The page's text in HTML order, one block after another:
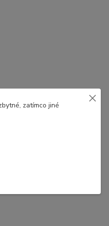
zatímco jiné